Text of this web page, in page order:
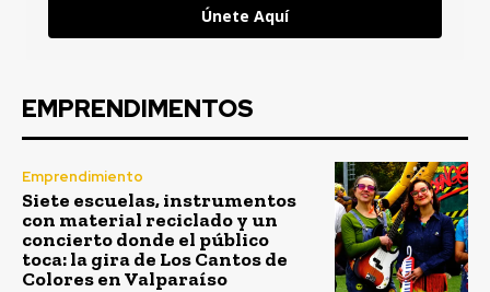
Únete Aquí
EMPRENDIMENTOS
Emprendimiento
Siete escuelas, instrumentos
con material reciclado y un
concierto donde el público
toca: la gira de Los Cantos de
Colores en Valparaíso